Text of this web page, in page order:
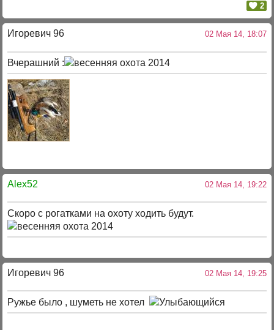
2
Игоревич 96 02 Мая 14, 18:07
Вчерашний :
Alex52 02 Мая 14, 19:22
Скоро с рогатками на охоту ходить будут.
Игоревич 96 02 Мая 14, 19:25
Ружье было , шуметь не хотел